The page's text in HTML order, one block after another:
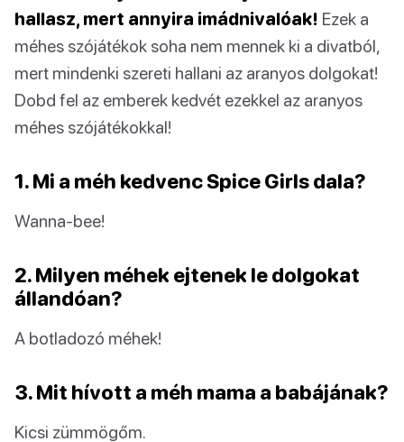
hallasz, mert annyira imádnivalóak! Ezek a
méhes szójátékok soha nem mennek ki a divatból,
mert mindenki szereti hallani az aranyos dolgokat!
Dobd fel az emberek kedvét ezekkel az aranyos
méhes szójátékokkal!
1. Mi a méh kedvenc Spice Girls dala?
Wanna-bee!
2. Milyen méhek ejtenek le dolgokat
állandóan?
A botladozó méhek!
3. Mit hívott a méh mama a babájának?
Kicsi zümmögőm.